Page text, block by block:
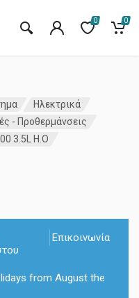
0 0
Ηλεκτρικά
- Προθερμάνσεις
3.5L H.O
Επικοινωνία
from August the